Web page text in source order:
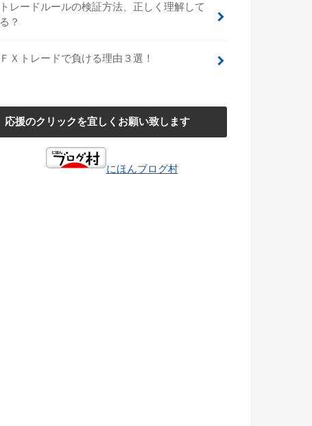
トレードルールの検証方法、正しく理解して
る？
ＦＸトレードで負ける理由３選！
応援のクリックを宜しくお願い致します
にほんブログ村